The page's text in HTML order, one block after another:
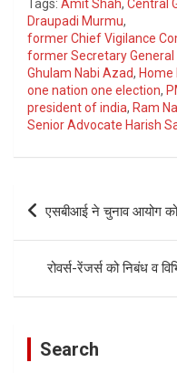
Tags: Amit Shah, Central
Draupadi Murmu,
former Chief Vigilance
former Secretary General
Ghulam Nabi Azad,
one nation one election,
president of india, Ram
Senior Advocate Harish
Post
navigation
एसबीआई ने चुनाव आयोग को
रोवर्स-रेंजर्स को निबंध व
Search